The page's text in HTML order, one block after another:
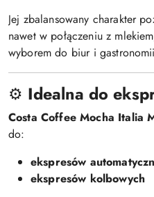
Jej zbalansowany charakter
nawet w połączeniu z
wyborem do biur i
⚙️ Idealna do
Costa Coffee Mocha Italia
do:
ekspresów
ekspresów kolbowych